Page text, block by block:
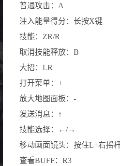
普通攻击：A
注入能量得分：长按X键
技能：ZR/R
取消技能释放：B
大招：LR
打开菜单：+
放大地图面板：-
发送消息：↑
技能选择：←/→
移动画面镜头：按住L+右摇
查看BUFF：R3